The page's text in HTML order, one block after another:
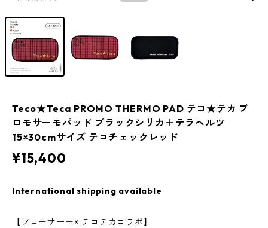
Teco★Teca PROMO THERMO PAD テコ★テカ プ
ロモサーモパッド ブラックシリカ＋テラヘルツ
15×30cmサイズ テコチェックレッド
¥15,400
International shipping available
【プロモサーモ× テコテカコラボ】